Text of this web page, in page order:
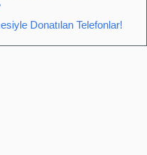
Donatılan Telefonlar!